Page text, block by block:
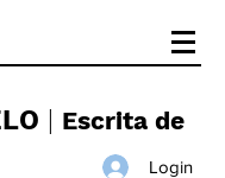
Escrita de
Login